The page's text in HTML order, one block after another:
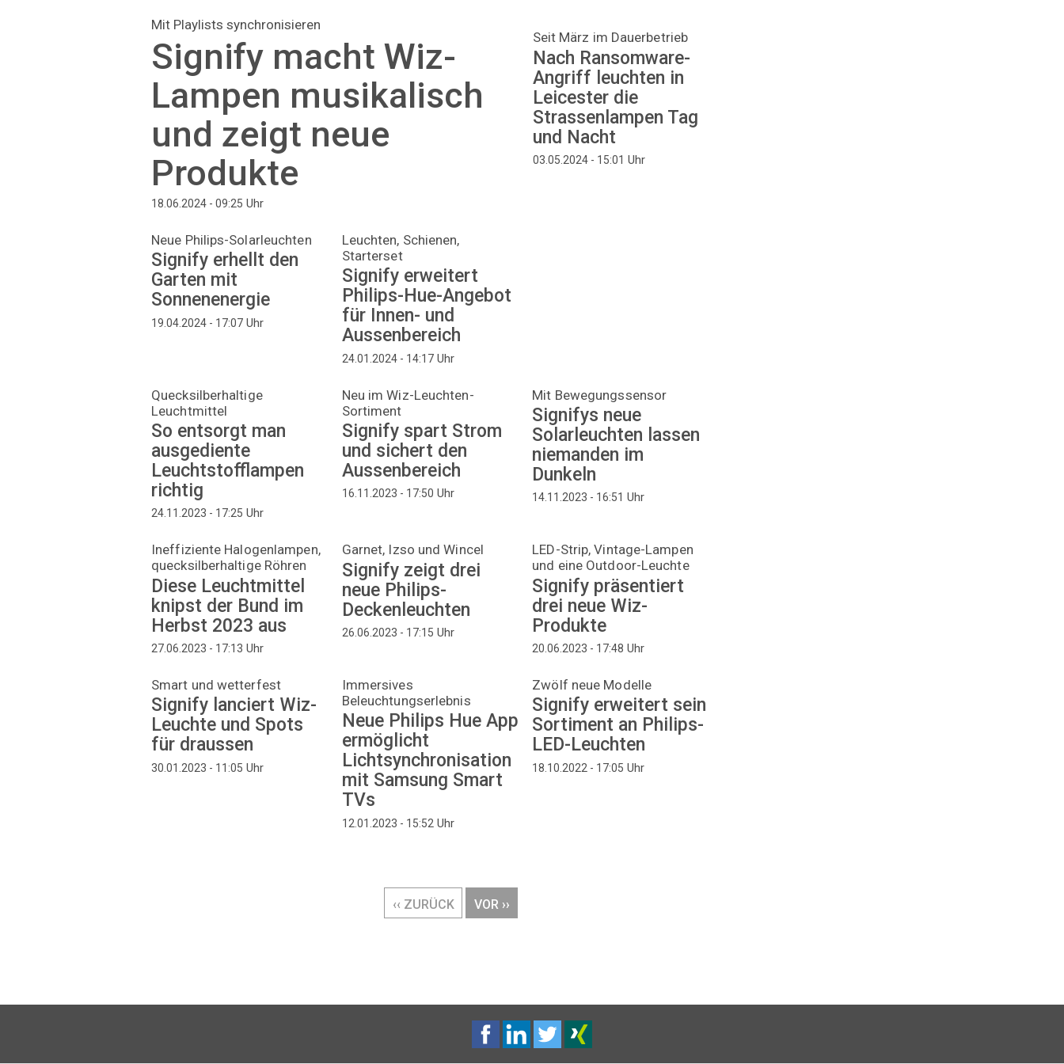
Mit Playlists synchronisieren
Signify macht Wiz-
Lampen musikalisch
und zeigt neue
Produkte
18.06.2024 - 09:25 Uhr
Seit März im Dauerbetrieb
Nach Ransomware-
Angriff leuchten in
Leicester die
Strassenlampen Tag
und Nacht
03.05.2024 - 15:01 Uhr
Neue Philips-Solarleuchten
Signify erhellt den
Garten mit
Sonnenenergie
19.04.2024 - 17:07 Uhr
Leuchten, Schienen,
Starterset
Signify erweitert
Philips-Hue-Angebot
für Innen- und
Aussenbereich
24.01.2024 - 14:17Uhr
Quecksilberhaltige
Leuchtmittel
So entsorgt man
ausgediente
Leuchtstofflampen
richtig
24.11.2023 - 17:25 Uhr
Neu im Wiz-Leuchten-
Sortiment
Signify spart Strom
und sichert den
Aussenbereich
16.11.2023 - 17:50 Uhr
Mit Bewegungssensor
Signifys neue
Solarleuchten lassen
niemanden im
Dunkeln
14.11.2023 - 16:51 Uhr
Ineffiziente Halogenlampen,
quecksilberhaltige Röhren
Diese Leuchtmittel
knipst der Bund im
Herbst 2023 aus
27.06.2023 - 17:13 Uhr
Garnet, Izso und Wincel
Signify zeigt drei
neue Philips-
Deckenleuchten
26.06.2023 - 17:15 Uhr
LED-Strip, Vintage-Lampen
und eine Outdoor-Leuchte
Signify präsentiert
drei neue Wiz-
Produkte
20.06.2023 - 17:48 Uhr
Smart und wetterfest
Signify lanciert Wiz-
Leuchte und Spots
für draussen
30.01.2023 - 11:05 Uhr
Immersives
Beleuchtungserlebnis
Neue Philips Hue App
ermöglicht
Lichtsynchronisation
mit Samsung Smart
TVs
12.01.2023 - 15:52 Uhr
Zwölf neue Modelle
Signify erweitert sein
Sortiment an Philips-
LED-Leuchten
18.10.2022 - 17:05 Uhr
VORHERIGE
‹‹ ZURÜCK
NÄCHSTE
VOR ››